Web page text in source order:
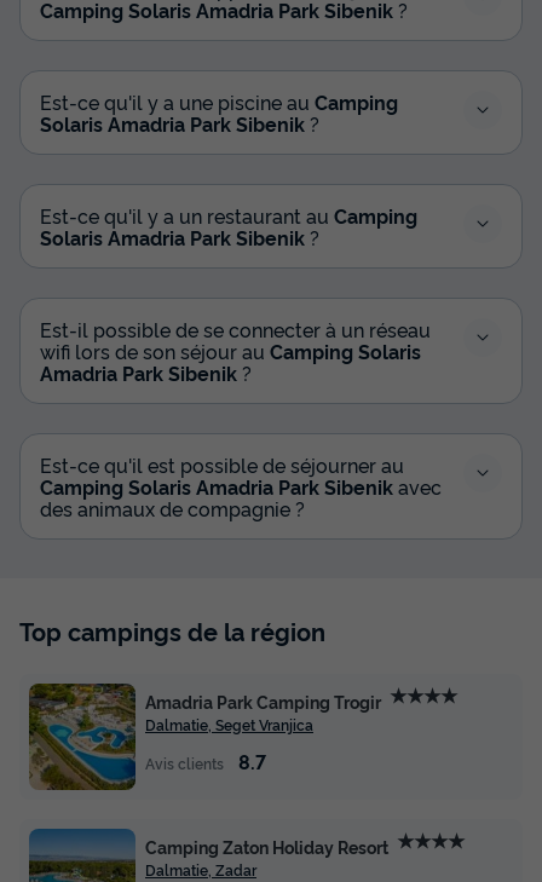
Camping Solaris Amadria Park Sibenik ?
Est-ce qu'il y a une piscine au Camping
Solaris Amadria Park Sibenik ?
Est-ce qu'il y a un restaurant au Camping
Solaris Amadria Park Sibenik ?
Est-il possible de se connecter à un réseau
wifi lors de son séjour au Camping Solaris
Amadria Park Sibenik ?
Est-ce qu'il est possible de séjourner au
Camping Solaris Amadria Park Sibenikavec
des animaux de compagnie ?
Top campings de la région
Amadria Park Camping Trogir ★★★★
Dalmatie, Seget Vranjica
Avis clients
8.7
Camping Zaton Holiday Resort ★★★★
Dalmatie, Zadar